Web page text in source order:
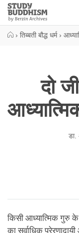
Close
Study
Buddhism
› तिब्बती बौद्ध धर्म ›
दो
डा.
किसी आध्यात्मिक गुरु के
का सर्वाधिक